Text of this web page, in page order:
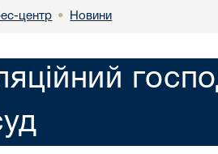
центр • Новини